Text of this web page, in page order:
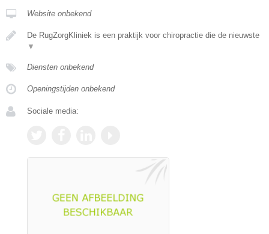
Website onbekend
De RugZorgKliniek is een praktijk voor chiropractie die de nieuwste
▼
Diensten onbekend
Openingstijden onbekend
Sociale media: